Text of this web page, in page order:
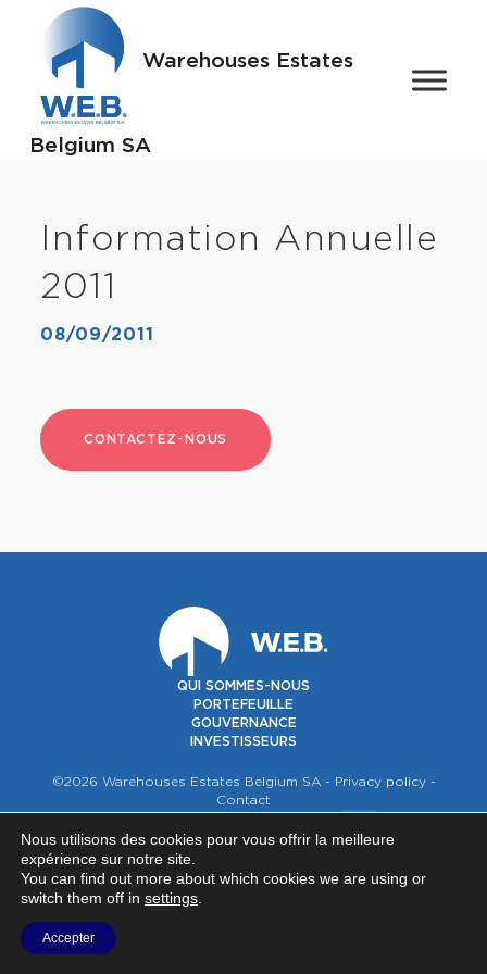
Warehouses Estates
Belgium SA
08/09/2011
Information Annuelle
2011
CONTACTEZ-NOUS
QUI SOMMES-NOUS
PORTEFEUILLE
GOUVERNANCE
INVESTISSEURS
©2026 Warehouses Estates Belgium SA - Privacy policy -
Contact
Nous utilisons des cookies pour vous offrir la meilleure
expérience sur notre site.
You can find out more about which cookies we are using or
switch them off in settings
Accepter